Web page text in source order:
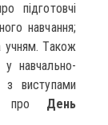
підготовчі
навчання;
учням. Також
навчально-
з виступами
про День